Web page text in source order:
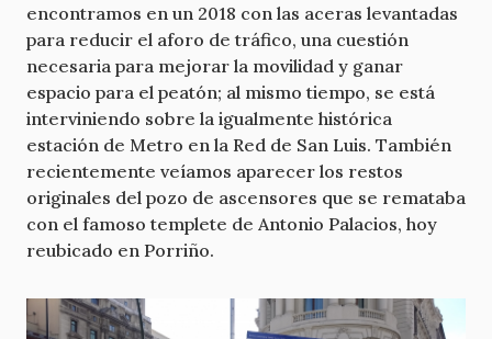
encontramos en un 2018 con las aceras levantadas
para reducir el aforo de tráfico, una cuestión
necesaria para mejorar la movilidad y ganar
espacio para el peatón; al mismo tiempo, se está
interviniendo sobre la igualmente histórica
estación de Metro en la Red de San Luis. También
recientemente veíamos aparecer los restos
originales del pozo de ascensores que se remataba
con el famoso templete de Antonio Palacios, hoy
reubicado en Porriño.